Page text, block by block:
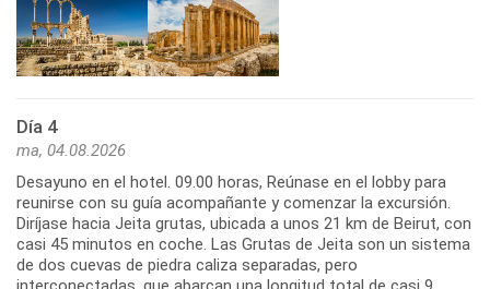
Día 4
ma, 04.08.2026
Desayuno en el hotel. 09.00 horas, Reúnase en el lobby para
reunirse con su guía acompañante y comenzar la excursión.
Diríjase hacia Jeita grutas, ubicada a unos 21 km de Beirut, con
casi 45 minutos en coche. Las Grutas de Jeita son un sistema
de dos cuevas de piedra caliza separadas, pero